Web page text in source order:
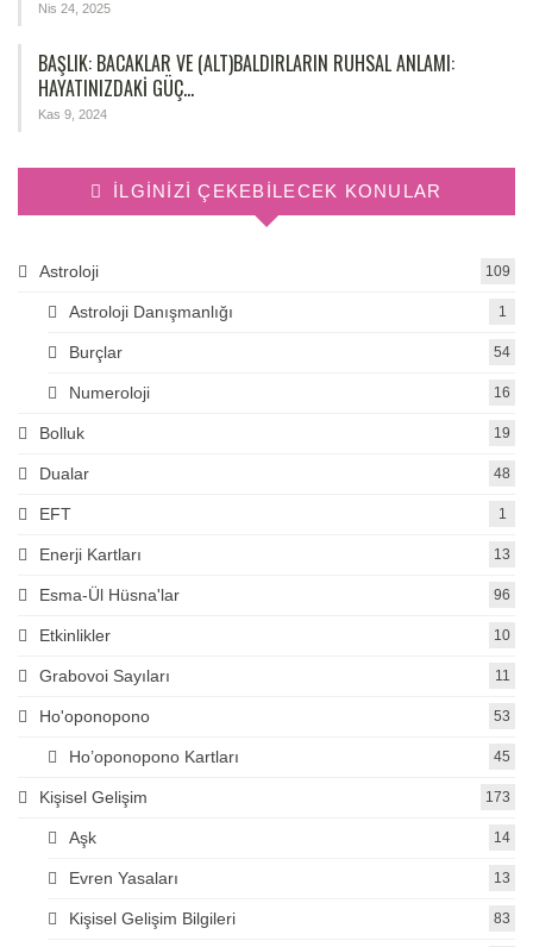
Nis 24, 2025
BAŞLIK: BACAKLAR VE (ALT)BALDIRLARIN RUHSAL ANLAMI:
HAYATINIZDAKI GÜÇ…
Kas 9, 2024
İLGINIZI ÇEKEBILECEK KONULAR
Astroloji 109
Astroloji Danışmanlığı 1
Burçlar 54
Numeroloji 16
Bolluk 19
Dualar 48
EFT 1
Enerji Kartları 13
Esma-Ül Hüsna'lar 96
Etkinlikler 10
Grabovoi Sayıları 11
Ho'oponopono 53
Ho’oponopono Kartları 45
Kişisel Gelişim 173
Aşk 14
Evren Yasaları 13
Kişisel Gelişim Bilgileri 83